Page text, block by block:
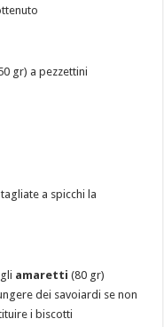
gr) a pezzettini
a spicchi la
amaretti (80 gr)
dei savoiardi se non
i biscotti